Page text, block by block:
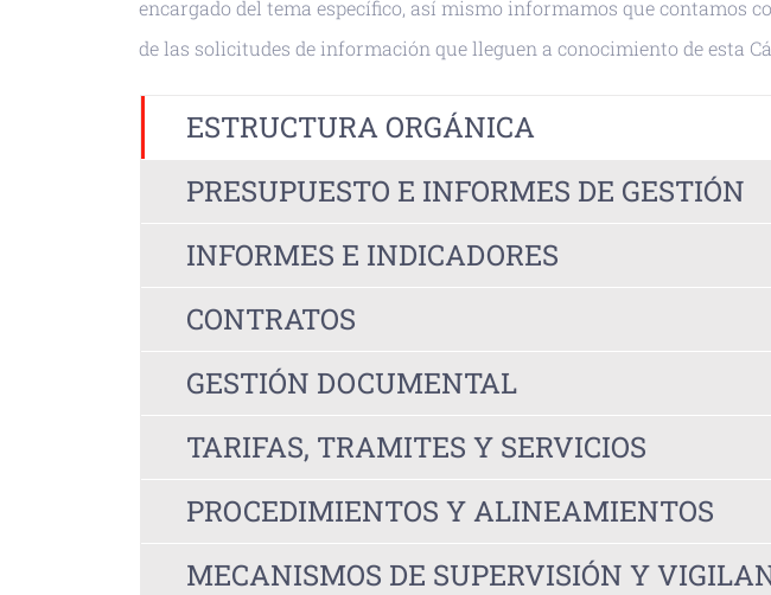
encargado del tema específico, así mismo informamos que contamos
de las solicitudes de información que lleguen a conocimiento de esta
ESTRUCTURA ORGÁNICA
PRESUPUESTO E INFORMES DE GESTIÓN
INFORMES E INDICADORES
CONTRATOS
GESTIÓN DOCUMENTAL
TARIFAS, TRAMITES Y SERVICIOS
PROCEDIMIENTOS Y ALINEAMIENTOS
MECANISMOS DE SUPERVISIÓN Y